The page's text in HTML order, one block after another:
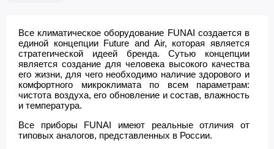
Все климатическое оборудование FUNAI создается в
единой концепции Future and Air, которая является
стратегической идеей бренда. Сутью концепции
является создание для человека высокого качества
его жизни, для чего необходимо наличие здорового и
комфортного микроклимата по всем параметрам:
чистота воздуха, его обновление и состав, влажность
и температура.
Все приборы FUNAI имеют реальные отличия от
типовых аналогов, представленных в России.